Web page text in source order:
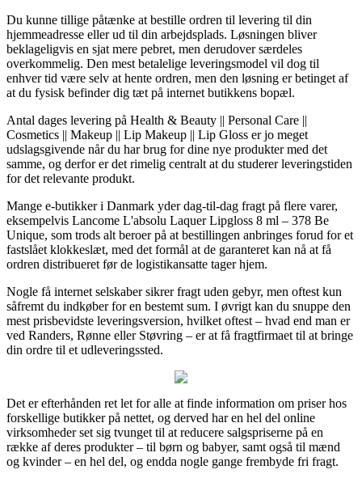
Du kunne tillige påtænke at bestille ordren til levering til din
hjemmeadresse eller ud til din arbejdsplads. Løsningen bliver
beklageligvis en sjat mere pebret, men derudover særdeles
overkommelig. Den mest betalelige leveringsmodel vil dog til
enhver tid være selv at hente ordren, men den løsning er betinget af
at du fysisk befinder dig tæt på internet butikkens bopæl.
Antal dages levering på Health & Beauty || Personal Care ||
Cosmetics || Makeup || Lip Makeup || Lip Gloss er jo meget
udslagsgivende når du har brug for dine nye produkter med det
samme, og derfor er det rimelig centralt at du studerer leveringstiden
for det relevante produkt.
Mange e-butikker i Danmark yder dag-til-dag fragt på flere varer,
eksempelvis Lancome L'absolu Laquer Lipgloss 8 ml – 378 Be
Unique, som trods alt beroer på at bestillingen anbringes forud for et
fastslået klokkeslæt, med det formål at de garanteret kan nå at få
ordren distribueret før de logistikansatte tager hjem.
Nogle få internet selskaber sikrer fragt uden gebyr, men oftest kun
såfremt du indkøber for en bestemt sum. I øvrigt kan du snuppe den
mest prisbevidste leveringsversion, hvilket oftest – hvad end man er
ved Randers, Rønne eller Støvring – er at få fragtfirmaet til at bringe
din ordre til et udleveringssted.
Det er efterhånden ret let for alle at finde information om priser hos
forskellige butikker på nettet, og derved har en hel del online
virksomheder set sig tvunget til at reducere salgspriserne på en
række af deres produkter – til børn og babyer, samt også til mænd
og kvinder – en hel del, og endda nogle gange frembyde fri fragt.